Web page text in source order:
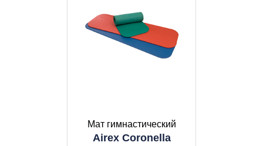
Мат гимнастический
Airex Coronella